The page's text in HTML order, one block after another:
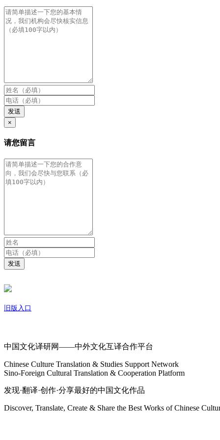
发送
×
请您留言
发送
旧版入口
中国文化译研网——中外文化互译合作平台
Chinese Culture Translation & Studies Support Network
Sino-Foreign Cultural Translation & Cooperation Platform
发现·翻译·创作·分享最好的中国文化作品
Discover, Translate, Create & Share the Best Works of Chinese